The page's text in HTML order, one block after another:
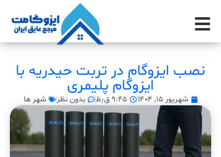
نصب ایزوگام در تربت حیدریه با
ایزوگام پلیمری
شهریور ۱۵, ۱۴۰۴ ۹:۴۵ ق٫ظ بدون نظر شهر ها